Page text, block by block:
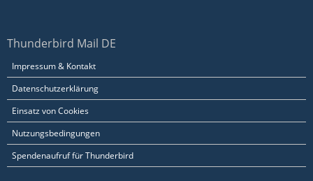
Thunderbird Mail DE
Impressum & Kontakt
Datenschutzerklärung
Einsatz von Cookies
Nutzungsbedingungen
Spendenaufruf für Thunderbird